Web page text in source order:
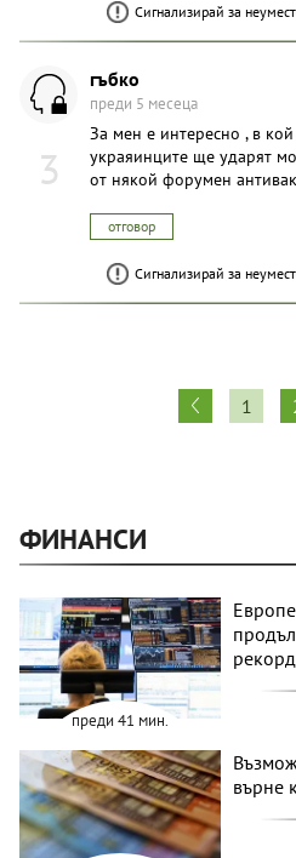
Сигнализирай за
3
гъбко
преди 5 месеца
За мен е интересно , в
украяинците ще ударят
от някой форумен
отговор
Сигнализирай за
1
ФИНАНСИ
преди 41 мин.
върне